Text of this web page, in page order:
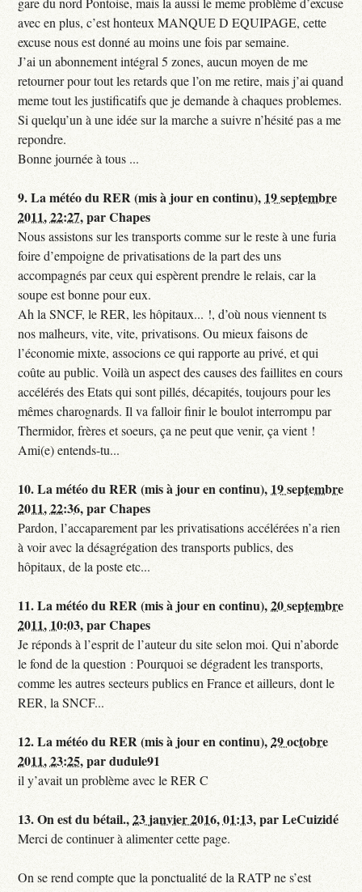
avec en plus, c’est honteux MANQUE D EQUIPAGE, cette
excuse nous est donné au moins une fois par semaine.
J’ai un abonnement intégral 5 zones, aucun moyen de me
retourner pour tout les retards que l’on me retire, mais j’ai quand
meme tout les justificatifs que je demande à chaques problemes.
Si quelqu’un à une idée sur la marche a suivre n’hésité pas a me
repondre.
Bonne journée à tous ...
9.La météo du RER (mis à jour en continu), 19 septembre
2011, 22:27,parChapes
Nous assistons sur les transports comme sur le reste à une furia
foire d’empoigne de privatisations de la part des uns
accompagnés par ceux qui espèrent prendre le relais, car la
soupe est bonne pour eux.
Ah la SNCF, le RER, les hôpitaux... !, d’où nous viennent ts
nos malheurs, vite, vite, privatisons. Ou mieux faisons de
l’économie mixte, associons ce qui rapporte au privé, et qui
coûte au public. Voilà un aspect des causes des faillites en cours
accélérés des Etats qui sont pillés, décapités, toujours pour les
mêmes charognards. Il va falloir finir le boulot interrompu par
Thermidor, frères et soeurs, ça ne peut que venir, ça vient !
Ami(e) entends-tu...
10.La météo du RER (mis à jour en continu), 19 septembre
2011, 22:36,parChapes
Pardon, l’accaparement par les privatisations accélérées n’a rien
à voir avec la désagrégation des transports publics, des
hôpitaux, de la poste etc...
11.La météo du RER (mis à jour en continu),20 septembre
2011, 10:03,parChapes
Je réponds à l’esprit de l’auteur du site selon moi. Qui n’aborde
le fond de la question : Pourquoi se dégradent les transports,
comme les autres secteurs publics en France et ailleurs, dont le
RER, la SNCF...
12.La météo du RER (mis à jour en continu),29 octobre
2011, 23:25,pardudule91
il y’avait un problème avec le RER C
13.On est du bétail.,23 janvier 2016, 01:13,parLeCuizidé
Merci de continuer à alimenter cette page.
On se rend compte que la ponctualité de la RATP ne s’est